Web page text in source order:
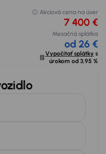
Akciová cena na úver
7 400 €
Mesačná splátka
od 26 €
Vypočítať splátky s
úrokom od 3,95 %